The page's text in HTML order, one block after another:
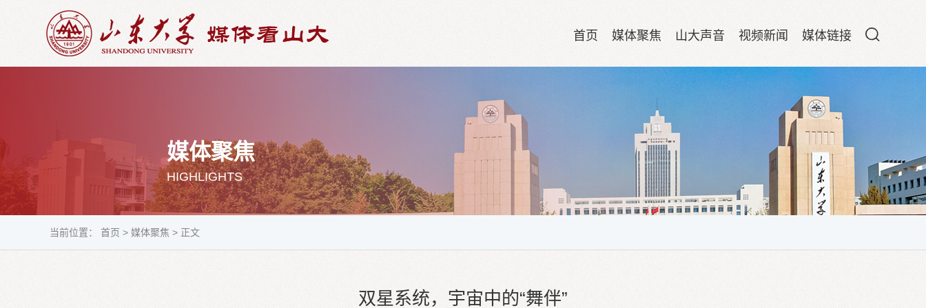
首页 媒体聚焦 山大声音 视频新闻 媒体链接
媒体聚焦
HIGHLIGHTS
当前位置： 首页 > 媒体聚焦 > 正文
双星系统，宇宙中的“舞伴”